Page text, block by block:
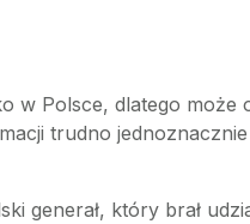
w Polsce, dlatego
trudno
generał, który brał